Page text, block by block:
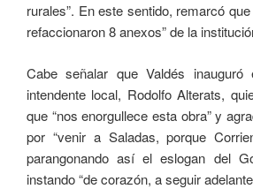
rurales”. En este sentido, remarcó
refaccionaron 8 anexos” de la
Cabe señalar que Valdés
intendente local, Rodolfo Alterats,
que “nos enorgullece esta obra” y
por “venir a Saladas, porque
parangonando así el eslogan del
instando “de corazón, a seguir